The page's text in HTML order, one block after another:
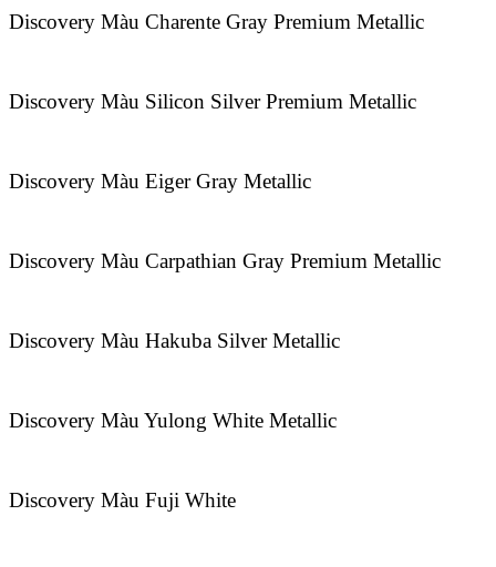
Discovery Màu Charente Gray Premium Metallic
Discovery Màu Silicon Silver Premium Metallic
Discovery Màu Eiger Gray Metallic
Discovery Màu Carpathian Gray Premium Metallic
Discovery Màu Hakuba Silver Metallic
Discovery Màu Yulong White Metallic
Discovery Màu Fuji White